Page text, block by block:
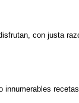
con justa
innumerables